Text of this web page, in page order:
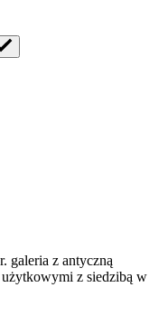
galeria z antyczną
z siedzibą w